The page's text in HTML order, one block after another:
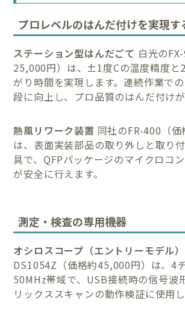
プロレベルのはんだ付けを実現す
ステーション型はんだごて 白光の
25,000円）は、±1度Cの温度精度と
がり時間を実現します。連続作業で
段に向上し、プロ品質のはんだ付けが
熱風リワーク装置 同社のFR-400（価
は、表面実装部品の取り外しと取り
具で、QFPパッケージのマイクロコ
が安全に行えます。
測定・検査の専用機器
オシロスコープ（エントリーモデル）
DS1054Z（価格約45,000円）は、4
50MHz帯域で、USB接続時の信号波
リックススキャンの動作検証に使用し